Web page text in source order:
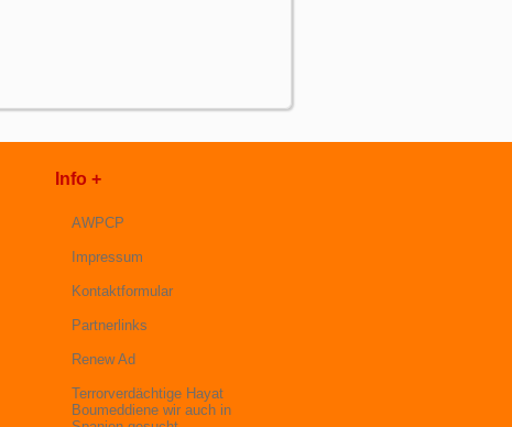
Info +
AWPCP
Impressum
Kontaktformular
Partnerlinks
Renew Ad
Terrorverdächtige Hayat
Boumeddiene wir auch in